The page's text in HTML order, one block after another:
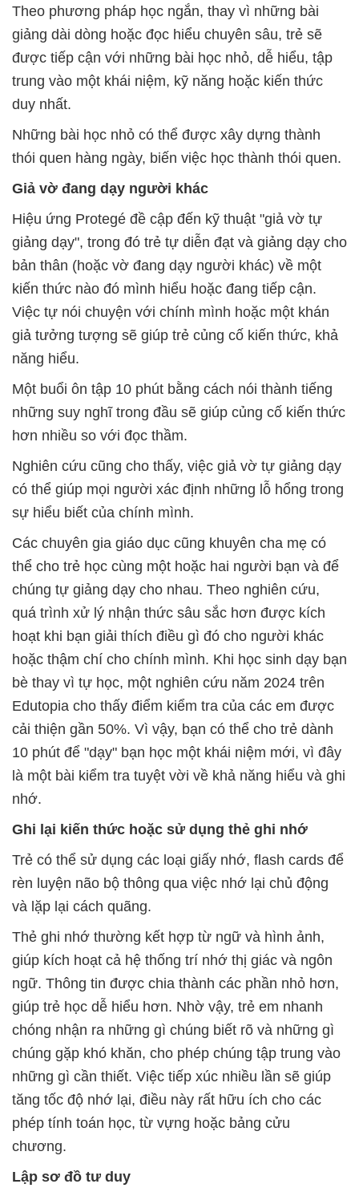
Theo phương pháp học ngắn, thay vì những bài
giảng dài dòng hoặc đọc hiểu chuyên sâu, trẻ sẽ
được tiếp cận với những bài học nhỏ, dễ hiểu, tập
trung vào một khái niệm, kỹ năng hoặc kiến thức
duy nhất.
Những bài học nhỏ có thể được xây dựng thành
thói quen hàng ngày, biến việc học thành thói quen.
Giả vờ đang dạy người khác
Hiệu ứng Protegé đề cập đến kỹ thuật "giả vờ tự
giảng dạy", trong đó trẻ tự diễn đạt và giảng dạy cho
bản thân (hoặc vờ đang dạy người khác) về một
kiến thức nào đó mình hiểu hoặc đang tiếp cận.
Việc tự nói chuyện với chính mình hoặc một khán
giả tưởng tượng sẽ giúp trẻ củng cố kiến thức, khả
năng hiểu.
Một buổi ôn tập 10 phút bằng cách nói thành tiếng
những suy nghĩ trong đầu sẽ giúp củng cố kiến thức
hơn nhiều so với đọc thầm.
Nghiên cứu cũng cho thấy, việc giả vờ tự giảng dạy
có thể giúp mọi người xác định những lỗ hổng trong
sự hiểu biết của chính mình.
Các chuyên gia giáo dục cũng khuyên cha mẹ có
thể cho trẻ học cùng một hoặc hai người bạn và để
chúng tự giảng dạy cho nhau. Theo nghiên cứu,
quá trình xử lý nhận thức sâu sắc hơn được kích
hoạt khi bạn giải thích điều gì đó cho người khác
hoặc thậm chí cho chính mình. Khi học sinh dạy bạn
bè thay vì tự học, một nghiên cứu năm 2024 trên
Edutopia cho thấy điểm kiểm tra của các em được
cải thiện gần 50%. Vì vậy, bạn có thể cho trẻ dành
10 phút để "dạy" bạn học một khái niệm mới, vì đây
là một bài kiểm tra tuyệt vời về khả năng hiểu và ghi
nhớ.
Ghi lại kiến thức hoặc sử dụng thẻ ghi nhớ
Trẻ có thể sử dụng các loại giấy nhớ, flash cards để
rèn luyện não bộ thông qua việc nhớ lại chủ động
và lặp lại cách quãng.
Thẻ ghi nhớ thường kết hợp từ ngữ và hình ảnh,
giúp kích hoạt cả hệ thống trí nhớ thị giác và ngôn
ngữ. Thông tin được chia thành các phần nhỏ hơn,
giúp trẻ học dễ hiểu hơn. Nhờ vậy, trẻ em nhanh
chóng nhận ra những gì chúng biết rõ và những gì
chúng gặp khó khăn, cho phép chúng tập trung vào
những gì cần thiết. Việc tiếp xúc nhiều lần sẽ giúp
tăng tốc độ nhớ lại, điều này rất hữu ích cho các
phép tính toán học, từ vựng hoặc bảng cửu
chương.
Lập sơ đồ tư duy